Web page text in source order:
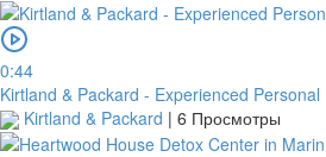
0:44
Kirtland & Packard - Experienced
Kirtland & Packard | 6 Просмотры